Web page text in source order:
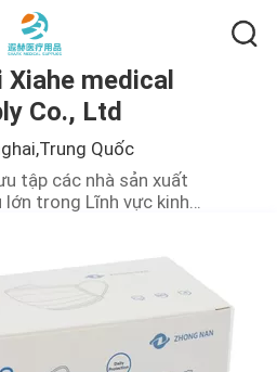
Xiahe medical
Co., Ltd
Quốc
tập các nhà sản xuất
lớn trong Lĩnh vực kinh